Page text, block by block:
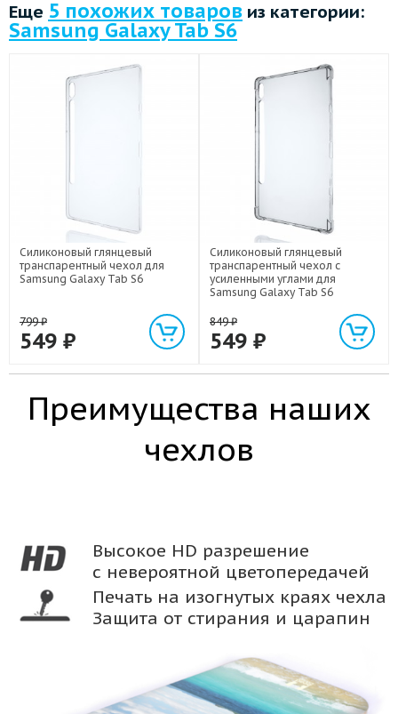
Еще 5 похожих товаров из категории:
Samsung Galaxy Tab S6
Силиконовый глянцевый
транспарентный чехол для
Samsung Galaxy Tab S6
799₽
549 ₽
Силиконовый глянцевый
транспарентный чехол с
усиленными углами для
Samsung Galaxy Tab S6
849₽
549 ₽
Преимущества наших
чехлов
Высокое HD разрешение
с невероятной цветопередачей
Печать на изогнутых краях чехла
Защита от стирания и царапин